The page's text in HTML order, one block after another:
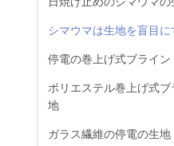
シマウマは生地を盲目に
停電の巻上げ式ブライン
ポリエステル巻上げ式ブ
地
ガラス繊維の停電の生地